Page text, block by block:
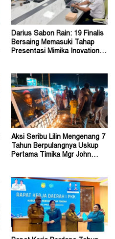
Darius Sabon Rain: 19 Finalis
Bersaing Memasuki Tahap
Presentasi Mimika Inovation
Aksi Seribu Lilin Mengenang 7
Tahun Berpulangnya Uskup
Pertama Timika Mgr John